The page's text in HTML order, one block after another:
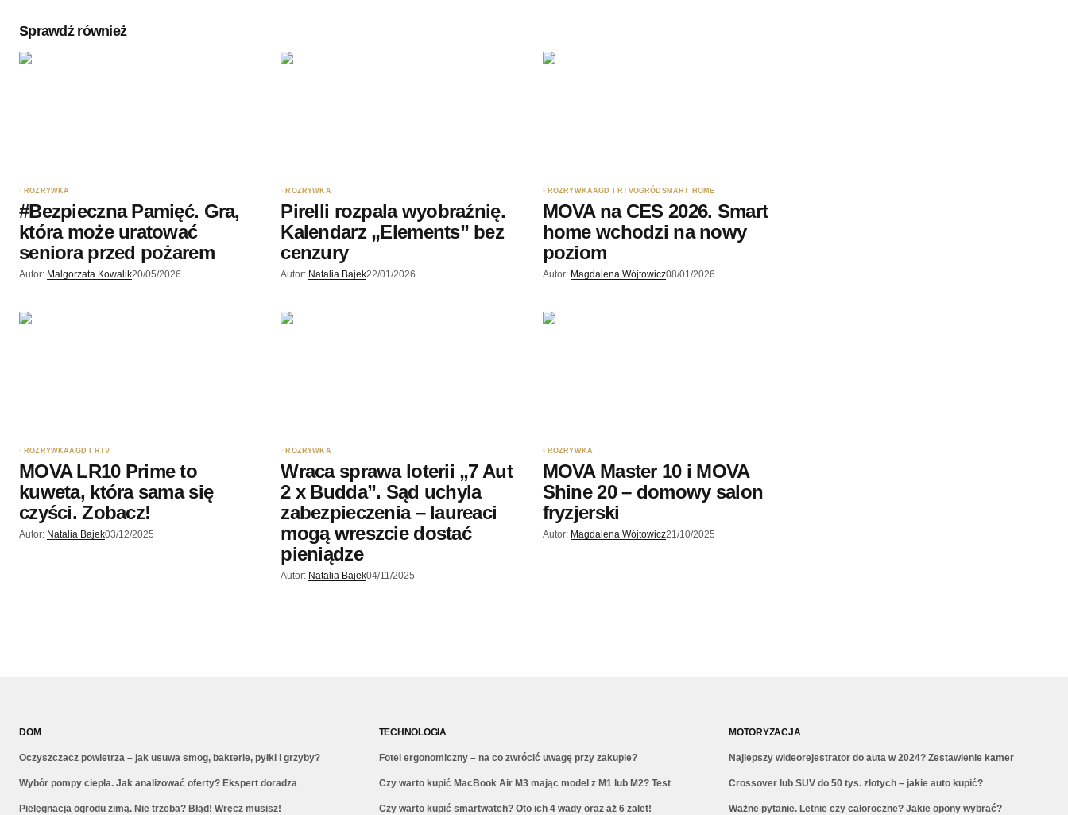
Sprawdź również
ROZRYWKA
#Bezpieczna Pamięć. Gra,
która może uratować
seniora przed pożarem
Autor: Malgorzata Kowalik20/05/2026
ROZRYWKA
Pirelli rozpala wyobraźnię.
Kalendarz „Elements” bez
cenzury
Autor: Natalia Bajek22/01/2026
ROZRYWKAAGD I RTVOGRÓD SMART HOME
MOVA na CES 2026. Smart
home wchodzi na nowy
poziom
Autor: Magdalena Wójtowicz08/01/2026
ROZRYWKAAGD I RTV
MOVA LR10 Prime to
kuweta, która sama się
czyści. Zobacz!
Autor: Natalia Bajek03/12/2025
ROZRYWKA
Wraca sprawa loterii „7 Aut
2 x Budda”. Sąd uchyla
zabezpieczenia – laureaci
mogą wreszcie dostać
pieniądze
Autor: Natalia Bajek04/11/2025
ROZRYWKA
MOVA Master 10 i MOVA
Shine 20 – domowy salon
fryzjerski
Autor: Magdalena Wójtowicz21/10/2025
DOM
Oczyszczacz powietrza – jak usuwa smog, bakterie, pyłki i grzyby?
Wybór pompy ciepła. Jak analizować oferty? Ekspert doradza
Pielęgnacja ogrodu zimą. Nie trzeba? Błąd! Wręcz musisz!
TECHNOLOGIA
Fotel ergonomiczny – na co zwrócić uwagę przy zakupie?
Czy warto kupić MacBook Air M3 mając model z M1 lub M2? Test
Czy warto kupić smartwatch? Oto ich 4 wady oraz aż 6 zalet!
MOTORYZACJA
Najlepszy wideorejestrator do auta w 2024? Zestawienie kamer
Crossover lub SUV do 50 tys. złotych – jakie auto kupić?
Ważne pytanie. Letnie czy całoroczne? Jakie opony wybrać?